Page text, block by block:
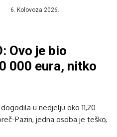
6. Kolovoza 2026.
Ovo je bio
000 eura, nitko
u nedjelju oko 11,20
Pazin, jedna osoba je teško,